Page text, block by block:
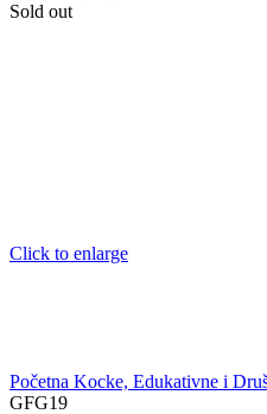
Sold out
Click to enlarge
Početna Kocke, Edukativne i
GFG19